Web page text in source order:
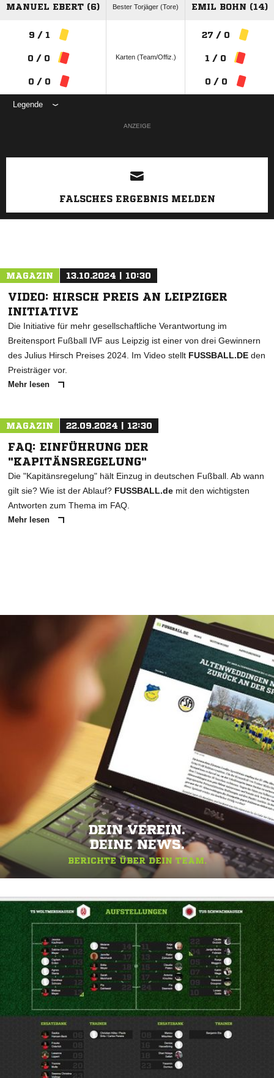
MANUEL EBERT (6) Bester Torjäger (Tore) EMIL BOHN (14)
9 / 1
0 / 0
0 / 0
Karten (Team/Offiz.)
27 / 0
1 / 0
0 / 0
Legende
ANZEIGE
FALSCHES ERGEBNIS MELDEN
MAGAZIN 13.10.2024 | 10:30
VIDEO: HIRSCH PREIS AN LEIPZIGER
INITIATIVE
Die Initiative für mehr gesellschaftliche Verantwortung im
Breitensport Fußball IVF aus Leipzig ist einer von drei Gewinnern
des Julius Hirsch Preises 2024. Im Video stellt FUSSBALL.DE den
Preisträger vor.
Mehr lesen
MAGAZIN 22.09.2024 | 12:30
FAQ: EINFÜHRUNG DER
"KAPITÄNSREGELUNG"
Die "Kapitänsregelung" hält Einzug in deutschen Fußball. Ab wann
gilt sie? Wie ist der Ablauf? FUSSBALL.de mit den wichtigsten
Antworten zum Thema im FAQ.
Mehr lesen
DEIN VEREIN.
DEINE NEWS.
BERICHTE ÜBER DEIN TEAM.